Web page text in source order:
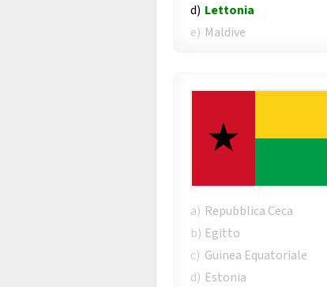
d) Lettonia
e) Maldive
a) Repubblica Ceca
b) Egitto
c) Guinea Equatoriale
d) Estonia